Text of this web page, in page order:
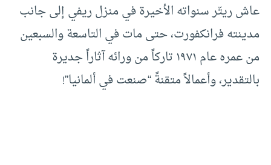
عاش ريتّر سنواته الأخيرة في منزل ريفي إلى جانب
مدينته فرانكفورت، حتى مات في التاسعة والسبعين
من عمره عام ١٩٧١ تاركاً من ورائه آثاراً جديرة
بالتقدير، وأعمالاً متقنةً “صنعت في ألمانيا”!